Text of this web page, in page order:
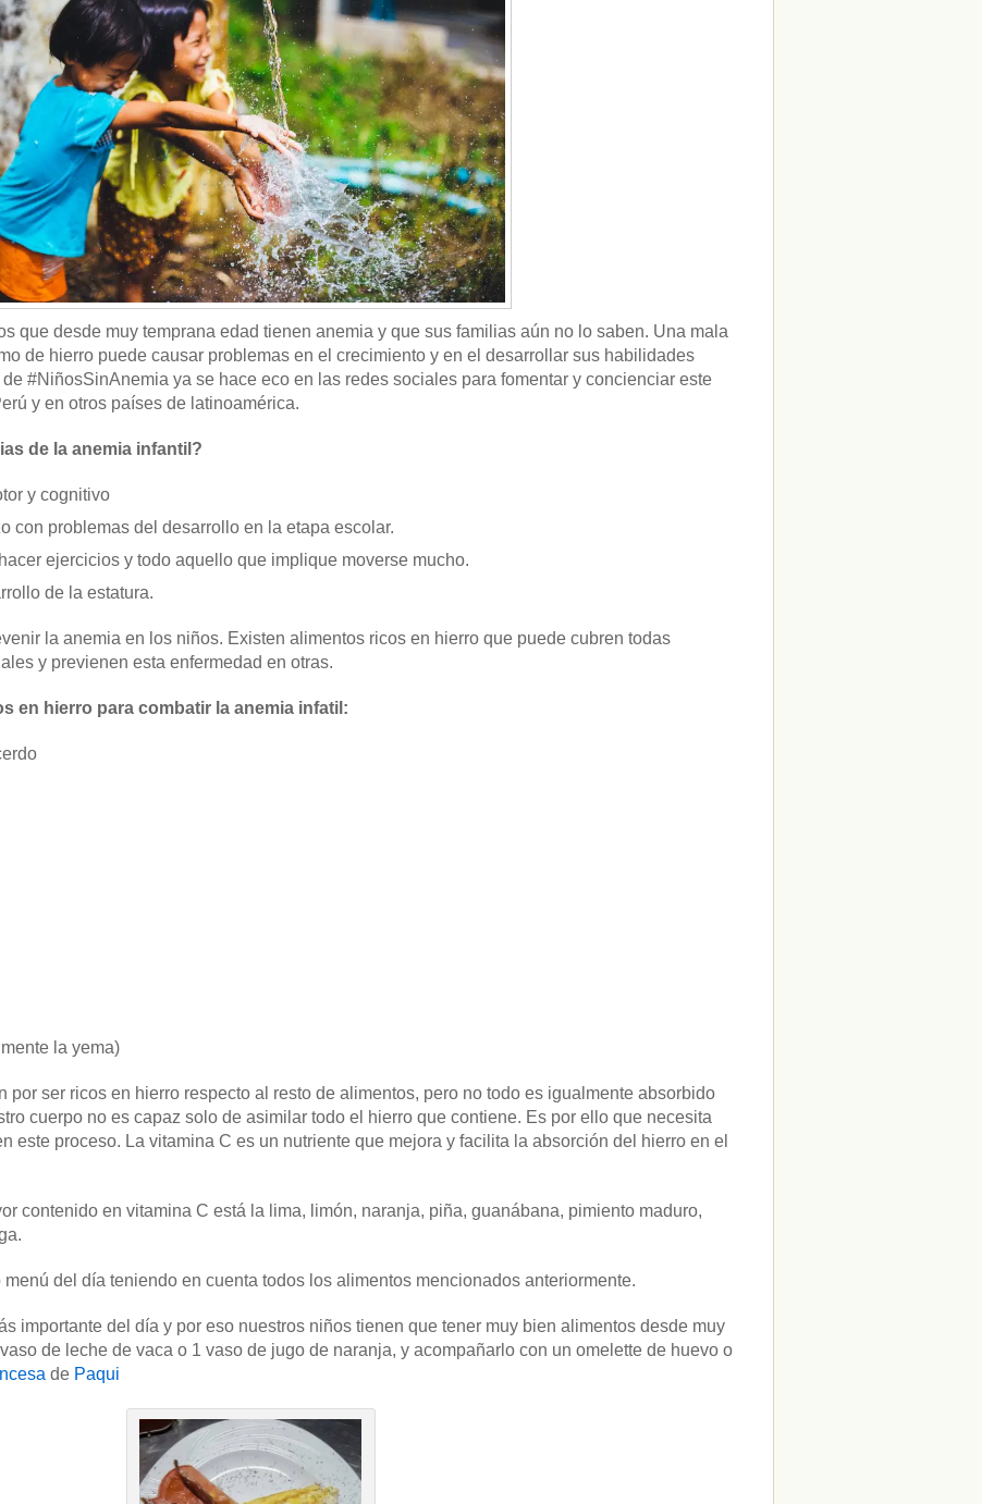
que desde muy temprana edad tienen anemia y que sus familias aún no lo saben. Una mala
de hierro puede causar problemas en el crecimiento y en el desarrollar sus habilidades
#NiñosSinAnemia ya se hace eco en las redes sociales para fomentar y concienciar este
y en otros países de latinoamérica.
de la anemia infantil?
y cognitivo
con problemas del desarrollo en la etapa escolar.
ejercicios y todo aquello que implique moverse mucho.
de la estatura.
la anemia en los niños. Existen alimentos ricos en hierro que puede cubren todas
y previenen esta enfermedad en otras.
en hierro para combatir la anemia infatil:
la yema)
por ser ricos en hierro respecto al resto de alimentos, pero no todo es igualmente absorbido
cuerpo no es capaz solo de asimilar todo el hierro que contiene. Es por ello que necesita
este proceso. La vitamina C es un nutriente que mejora y facilita la absorción del hierro en el
contenido en vitamina C está la lima, limón, naranja, piña, guanábana, pimiento maduro,
del día teniendo en cuenta todos los alimentos mencionados anteriormente.
importante del día y por eso nuestros niños tienen que tener muy bien alimentos desde muy
de leche de vaca o 1 vaso de jugo de naranja, y acompañarlo con un omelette de huevo o
de Paqui